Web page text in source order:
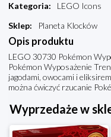
Kategoria:
LEGO Icons
Sklep: Planeta Klocków
Opis produktu
LEGO 30730 Pokémon
Pokémon Wyposażenie
jagodami, owocami i
można ćwiczyć rzucanie
Wyprzedaże w